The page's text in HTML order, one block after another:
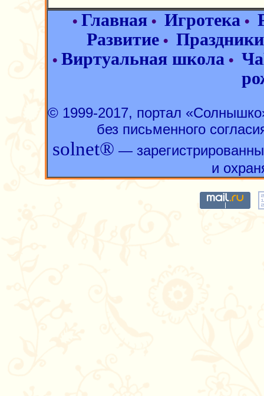
• Главная • Игротека •
Развитие• Праздники
• Виртуальная школа •
© 1999-2017, портал
без письменного
solnet® —
и